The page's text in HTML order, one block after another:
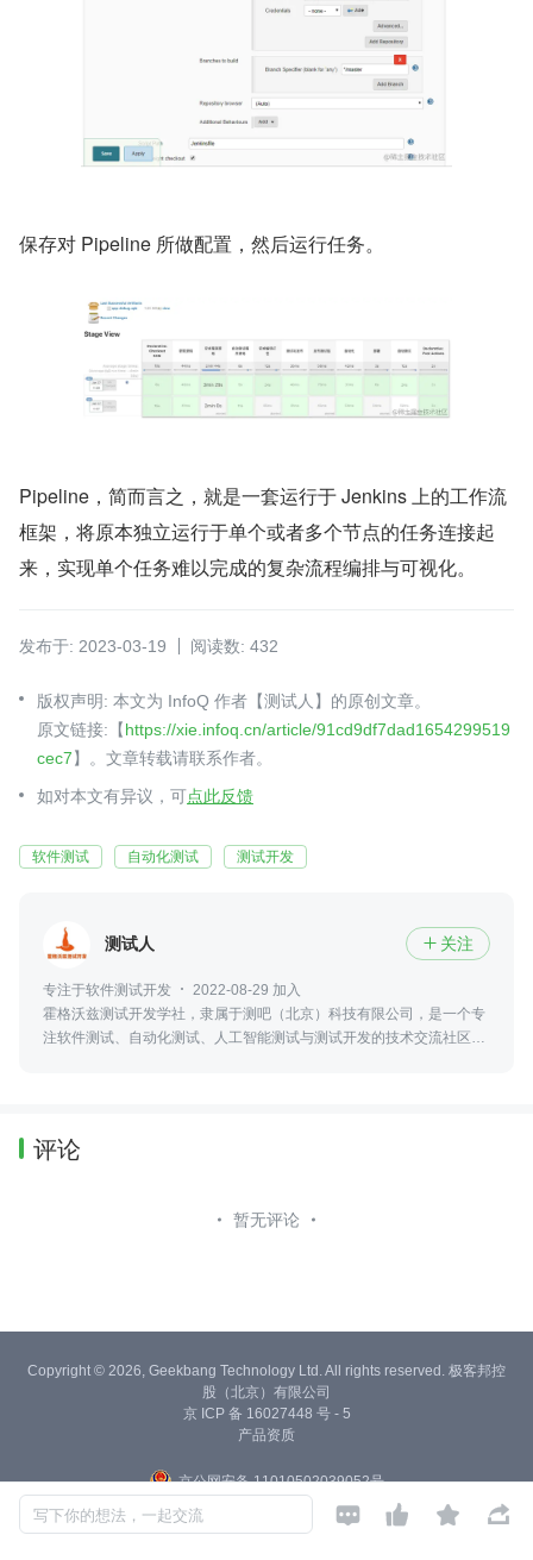
保存对 Pipeline 所做配置，然后运行任务。
Pipeline，简而言之，就是一套运行于 Jenkins 上的工作流
框架，将原本独立运行于单个或者多个节点的任务连接起
来，实现单个任务难以完成的复杂流程编排与可视化。
发布于: 2023-03-19 阅读数: 432
版权声明: 本文为 InfoQ 作者【测试人】的原创文章。
原文链接:【https://xie.infoq.cn/article/91cd9df7dad1654299519
cec7】。文章转载请联系作者。
如对本文有异议，可点此反馈
软件测试 自动化测试 测试开发
测试人  关注
专注于软件测试开发
2022-08-29 加入
霍格沃兹测试开发学社，隶属于测吧（北京）科技有限公司，是一个专
注软件测试、自动化测试、人工智能测试与测试开发的技术交流社区，
评论
暂无评论
写下你的想法，一起交流    
Copyright © 2026, Geekbang Technology Ltd. All rights reserved. 极客邦控
股（北京）有限公司
京 ICP 备 16027448 号 - 5
产品资质
京公网安备 11010502039052号